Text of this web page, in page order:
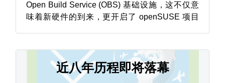
Open Build Service (OBS) 基础设施，这不仅意
味着新硬件的到来，更开启了 openSUSE 项目
板呈现的画面，比任何变更日志都更能说明问
题。横跨 x86_64、aa...
近八年历程即将落幕